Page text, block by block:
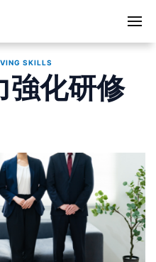
SKILLS
強化研修